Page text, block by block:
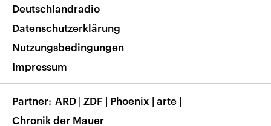
Nachrichten App
Frequenzen
Veranstaltungen
Musikliste
RSS
Barrierefreiheit
Deutschlandradio
Datenschutzerklärung
Nutzungsbedingungen
Impressum
Partner ARD | ZDF | Phoenix | arte |
Chronik der Mauer